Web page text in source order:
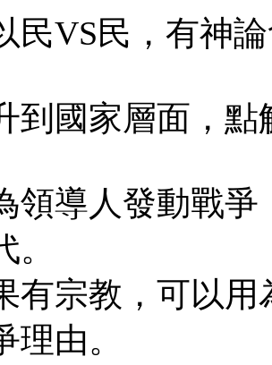
民VS民，有神
到國家層面，
領導人發動戰
。
有宗教，可以
理由。